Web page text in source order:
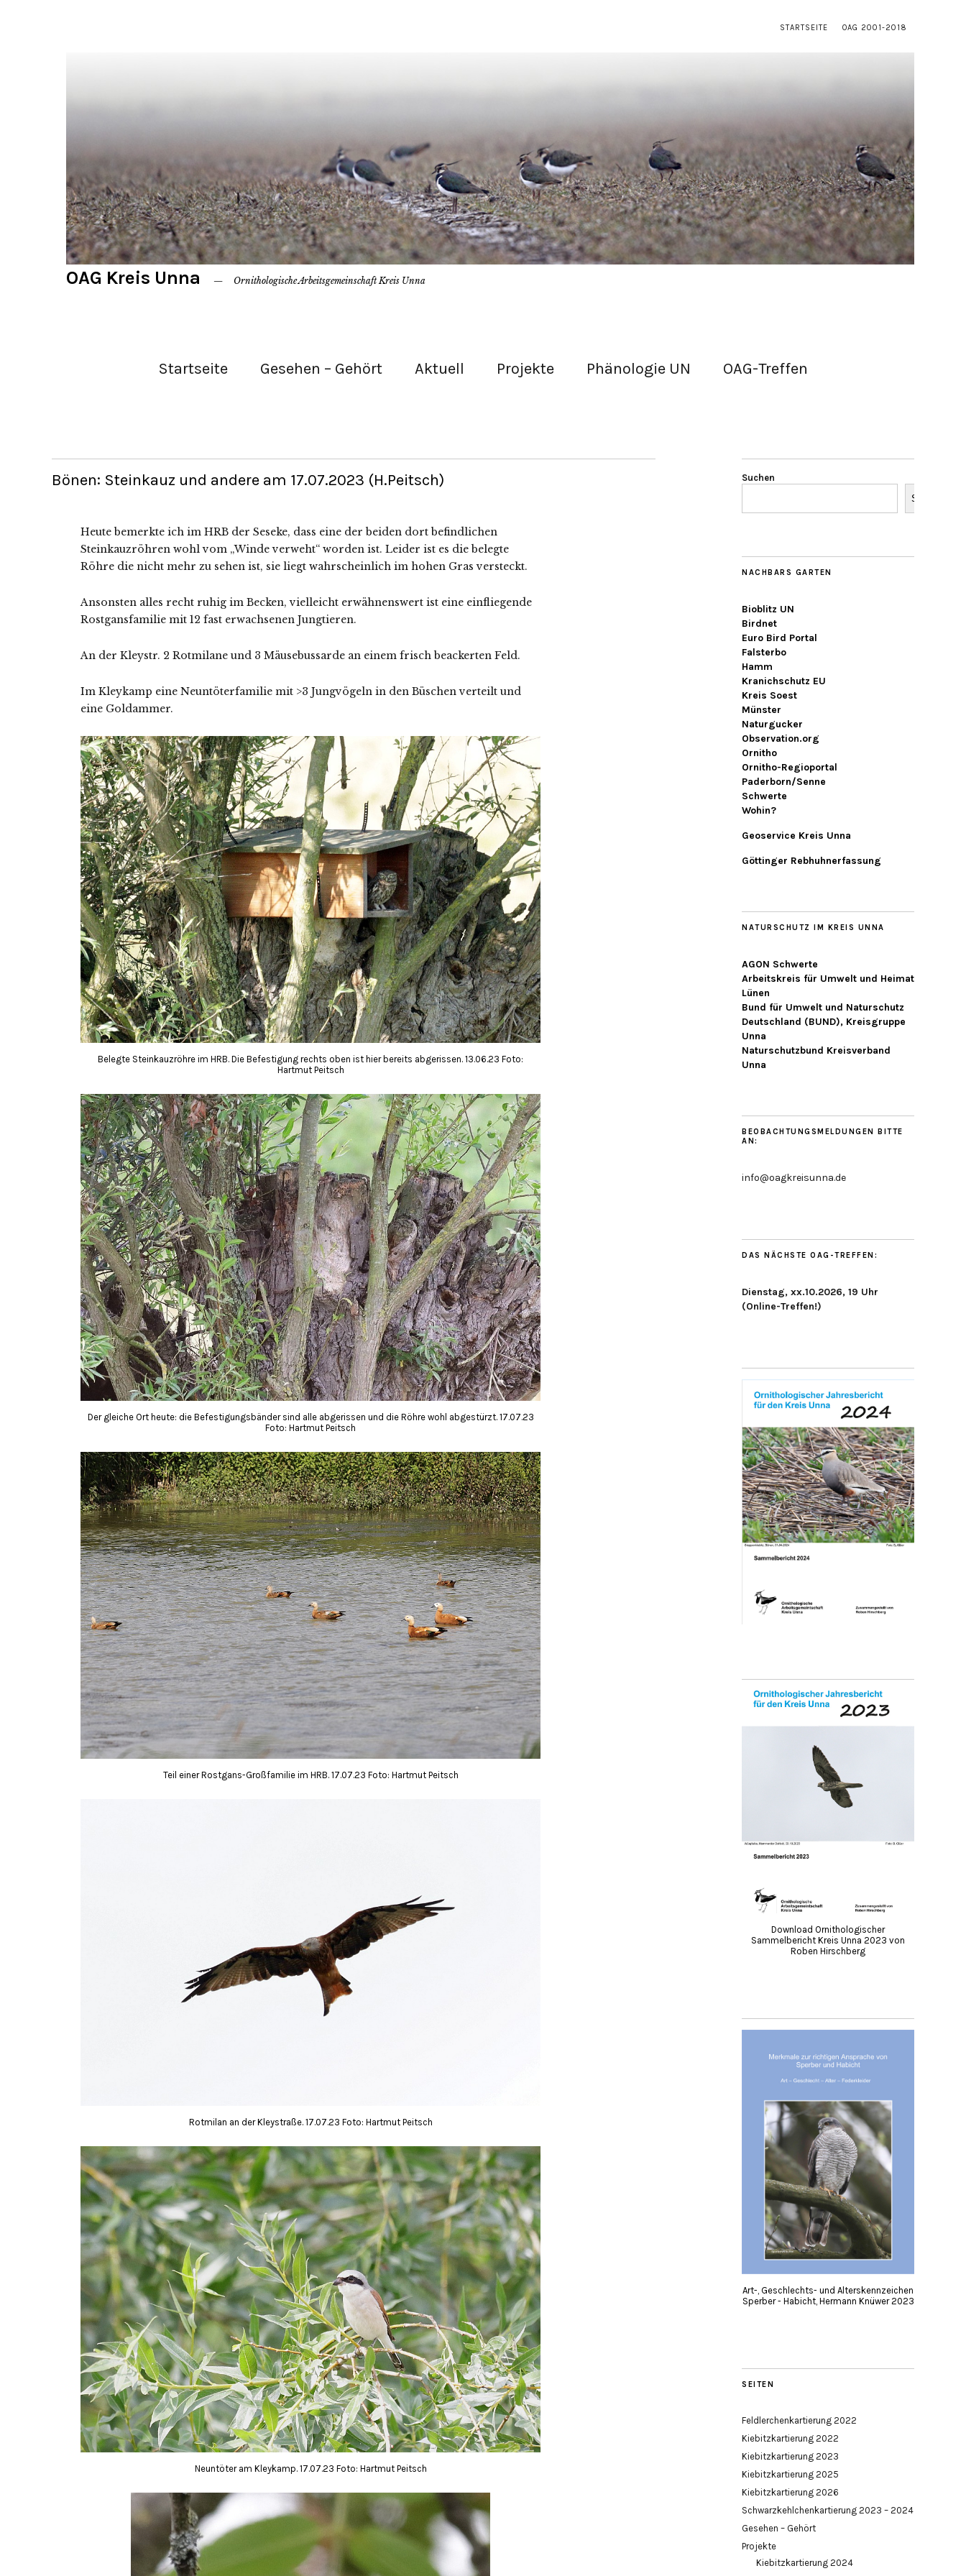
STARTSEITE OAG 2001-2018
OAG Kreis Unna Ornithologische Arbeitsgemeinschaft Kreis Unna
Startseite Gesehen – Gehört Aktuell Projekte Phänologie UN OAG-Treffen
Bönen: Steinkauz und andere am 17.07.2023 (H.Peitsch)
Heute bemerkte ich im HRB der Seseke, dass eine der beiden dort befindlichen
Steinkauzröhren wohl vom „Winde verweht“ worden ist. Leider ist es die belegte
Röhre die nicht mehr zu sehen ist, sie liegt wahrscheinlich im hohen Gras versteckt.
Ansonsten alles recht ruhig im Becken, vielleicht erwähnenswert ist eine einfliegende
Rostgansfamilie mit 12 fast erwachsenen Jungtieren.
An der Kleystr. 2 Rotmilane und 3 Mäusebussarde an einem frisch beackerten Feld.
Im Kleykamp eine Neuntöterfamilie mit >3 Jungvögeln in den Büschen verteilt und
eine Goldammer.
Belegte Steinkauzröhre im HRB. Die Befestigung rechts oben ist hier bereits abgerissen. 13.06.23 Foto:
Hartmut Peitsch
Der gleiche Ort heute: die Befestigungsbänder sind alle abgerissen und die Röhre wohl abgestürzt. 17.07.23
Foto: Hartmut Peitsch
Teil einer Rostgans-Großfamilie im HRB. 17.07.23 Foto: Hartmut Peitsch
Rotmilan an der Kleystraße. 17.07.23 Foto: Hartmut Peitsch
Neuntöter am Kleykamp. 17.07.23 Foto: Hartmut Peitsch
Suchen
Suchen
NACHBARS GARTEN
Bioblitz UN
Birdnet
Euro Bird Portal
Falsterbo
Hamm
Kranichschutz EU
Kreis Soest
Münster
Naturgucker
Observation.org
Ornitho
Ornitho-Regioportal
Paderborn/Senne
Schwerte
Wohin?
Geoservice Kreis Unna
Göttinger Rebhuhnerfassung
NATURSCHUTZ IM KREIS UNNA
AGON Schwerte
Arbeitskreis für Umwelt und Heimat
Lünen
Bund für Umwelt und Naturschutz
Deutschland (BUND), Kreisgruppe
Unna
Naturschutzbund Kreisverband
Unna
BEOBACHTUNGSMELDUNGEN BITTE
AN:
info@oagkreisunna.de
DAS NÄCHSTE OAG-TREFFEN:
Dienstag, xx.10.2026, 19 Uhr
(Online-Treffen!)
Download Ornithologischer
Sammelbericht Kreis Unna 2023 von
Roben Hirschberg
Art-, Geschlechts- und Alterskennzeichen
Sperber - Habicht, Hermann Knüwer 2023
SEITEN
Feldlerchenkartierung 2022
Kiebitzkartierung 2022
Kiebitzkartierung 2023
Kiebitzkartierung 2025
Kiebitzkartierung 2026
Schwarzkehlchenkartierung 2023 – 2024
Gesehen – Gehört
Projekte
Kiebitzkartierung 2024